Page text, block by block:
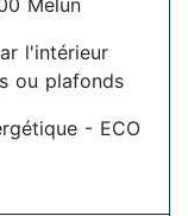
Melun
l'intérieur
ou plafonds
- ECO